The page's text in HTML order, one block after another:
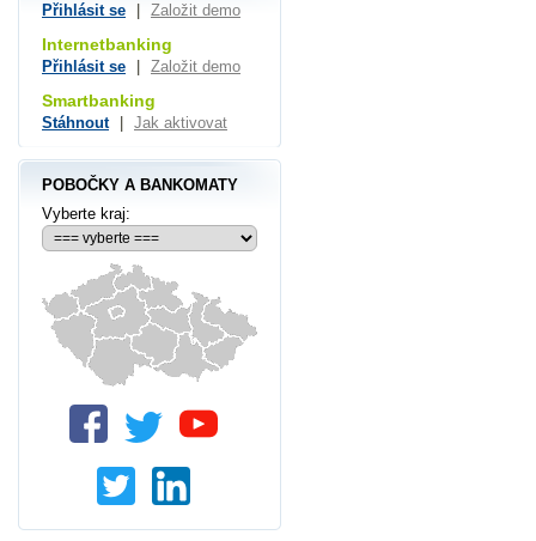
Přihlásit se Založit demo
Internetbanking
Přihlásit se Založit demo
Smartbanking
Stáhnout Jak aktivovat
POBOČKY A BANKOMATY
Vyberte kraj: